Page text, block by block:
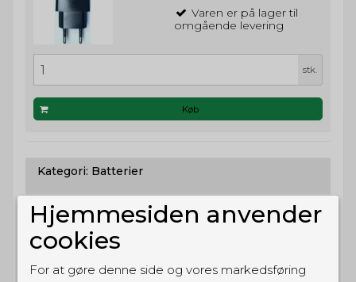
Varen er på lager til
omgående levering
stk.
Køb
Kategori: Batterier
Nitecore genopladeligt Lithium Ion batteri - 5000
mAh
(inkl. moms)
Hjemmesiden anvender
cookies
For at gøre denne side og vores markedsføring